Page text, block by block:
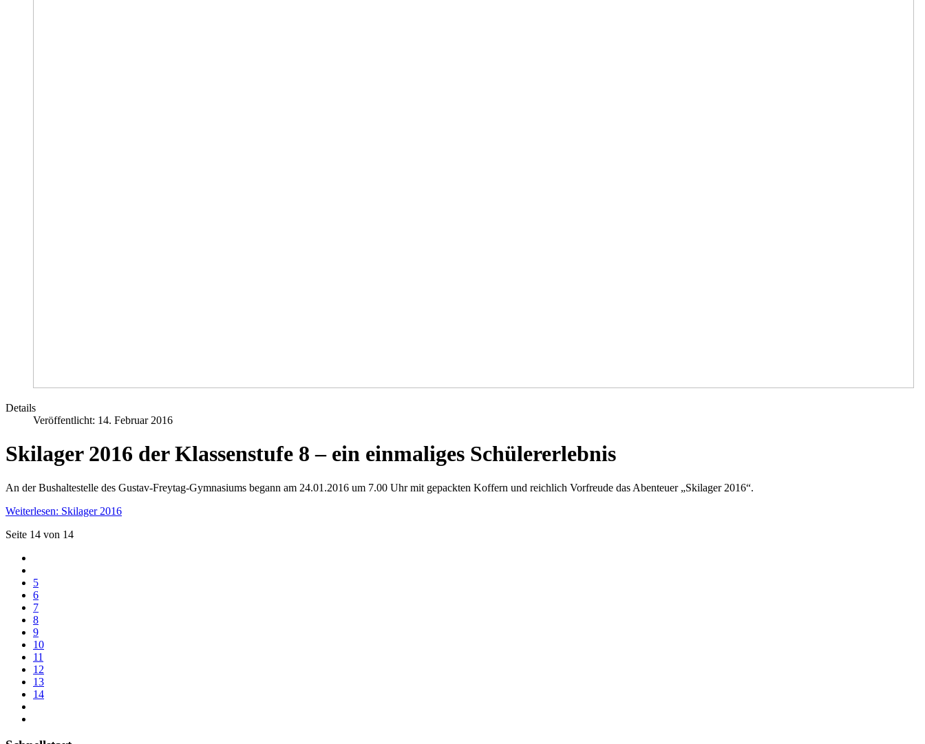
Details
Veröffentlicht: 14. Februar 2016
Skilager 2016 der Klassenstufe 8 – ein einmaliges Schülererlebnis
An der Bushaltestelle des Gustav-Freytag-Gymnasiums begann am 24.01.2016 um 7.00 Uhr mit gepackten Koffern und reichlich Vorfreude das Abenteuer „Skilager 2016“.
Weiterlesen: Skilager 2016
Seite 14 von 14
5
6
7
8
9
10
11
12
13
14